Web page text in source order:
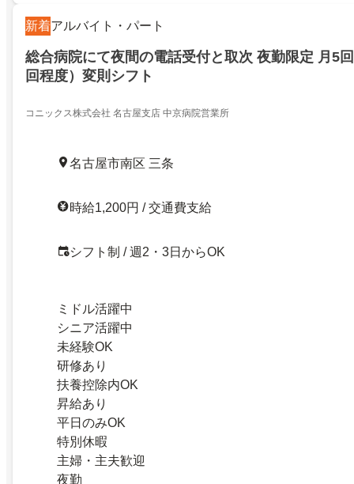
新着アルバイト・パート
総合病院にて夜間の電話受付と取次 夜勤限定 月5
回程度）変則シフト
コニックス株式会社 名古屋支店 中京病院営業所
名古屋市南区 三条
時給1,200円 / 交通費支給
シフト制 / 週2・3日からOK
ミドル活躍中
シニア活躍中
未経験OK
研修あり
扶養控除内OK
昇給あり
平日のみOK
特別休暇
主婦・主夫歓迎
夜勤